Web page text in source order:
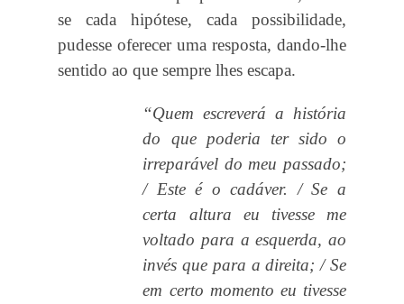
se cada hipótese, cada possibilidade,
pudesse oferecer uma resposta, dando-lhe
sentido ao que sempre lhes escapa.
“Quem escreverá a história
do que poderia ter sido o
irreparável do meu passado;
/ Este é o cadáver. / Se a
certa altura eu tivesse me
voltado para a esquerda, ao
invés que para a direita; / Se
em certo momento eu tivesse